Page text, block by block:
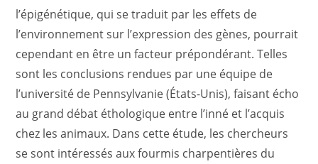
l’épigénétique, qui se traduit par les effets de
l’environnement sur l’expression des gènes, pourrait
cependant en être un facteur prépondérant. Telles
sont les conclusions rendues par une équipe de
l’université de Pennsylvanie (États-Unis), faisant écho
au grand débat éthologique entre l’inné et l’acquis
chez les animaux. Dans cette étude, les chercheurs
se sont intéressés aux fourmis charpentières du